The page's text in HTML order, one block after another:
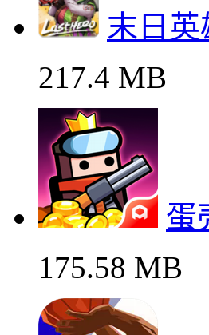
末日
217.4 MB
蛋
175.58 MB